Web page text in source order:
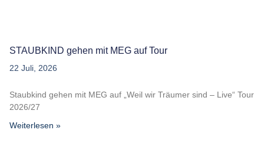
STAUBKIND gehen mit MEG auf Tour
22 Juli, 2026
Staubkind gehen mit MEG auf „Weil wir Träumer sind – Live“ Tour
2026/27
Weiterlesen »